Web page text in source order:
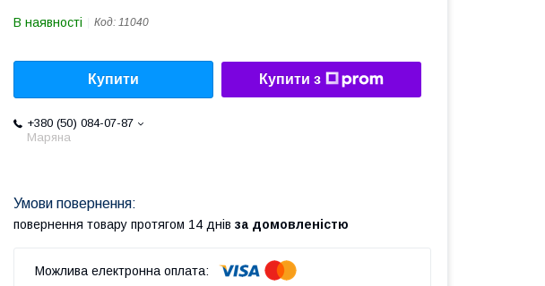
В наявності Код: 11040
Купити Купити з
+380 (50) 084-07-87
Маряна
повернення товару протягом 14 днів за домовленістю